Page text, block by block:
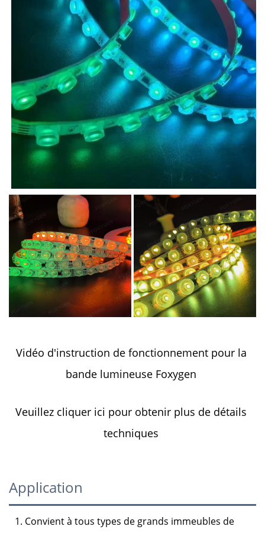
Vidéo d'instruction de fonctionnement pour la
bande lumineuse Foxygen
Veuillez cliquer ici pour obtenir plus de détails
techniques
Application
1. Convient à tous types de grands immeubles de